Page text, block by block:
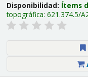
Disponibilidad: Ítems
topográfica: 621.374.5/